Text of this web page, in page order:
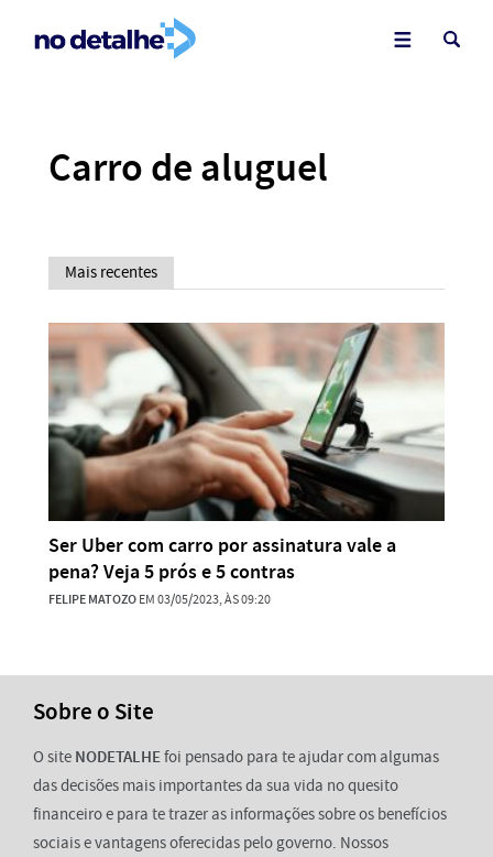
Carro de aluguel
Mais recentes
Ser Uber com carro por assinatura vale a
pena? Veja 5 prós e 5 contras
FELIPE MATOZOEM 03/05/2023, ÀS 09:20
Sobre o Site
O site NODETALHEfoi pensado para te ajudar com algumas
das decisões mais importantes da sua vida no quesito
financeiro e para te trazer as informações sobre os benefícios
sociais e vantagens oferecidas pelo governo. Nossos